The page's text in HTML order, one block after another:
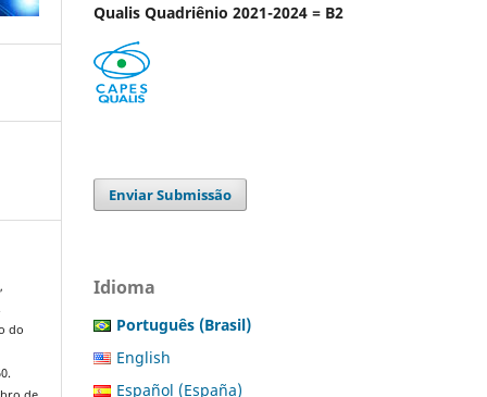
do
Qualis Quadriênio 2021-2024 = B2
Enviar Submissão
Idioma
Português (Brasil)
English
Español (España)